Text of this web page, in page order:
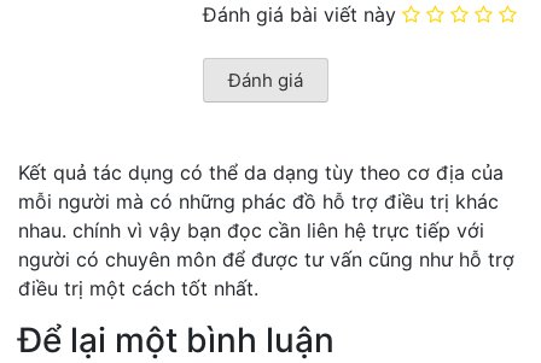
Đánh giá bài viết này
Kết quả tác dụng có thể da dạng tùy theo cơ địa của
mỗi người mà có những phác đồ hỗ trợ điều trị khác
nhau. chính vì vậy bạn đọc cần liên hệ trực tiếp với
người có chuyên môn để được tư vấn cũng như hỗ trợ
điều trị một cách tốt nhất.
Để lại một bình luận